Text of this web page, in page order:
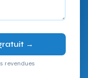
→
revendues